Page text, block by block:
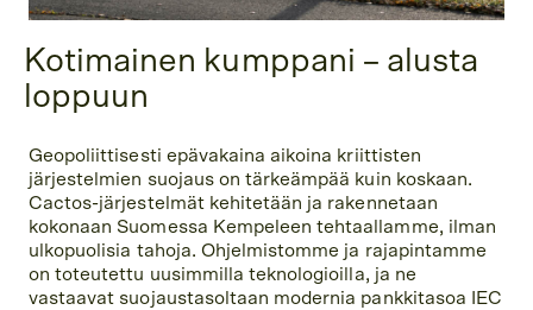
Kotimainen kumppani – alusta
loppuun
Geopoliittisesti epävakaina aikoina kriittisten
järjestelmien suojaus on tärkeämpää kuin koskaan.
Cactos-järjestelmät kehitetään ja rakennetaan
kokonaan Suomessa Kempeleen tehtaallamme, ilman
ulkopuolisia tahoja. Ohjelmistomme ja rajapintamme
on toteutettu uusimmilla teknologioilla, ja ne
vastaavat suojaustasoltaan modernia pankkitasoa IEC